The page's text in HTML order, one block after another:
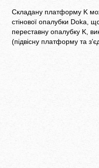
Складану платформу K
стінової опалубки Doka,
переставну опалубку K,
(підвісну платформу та